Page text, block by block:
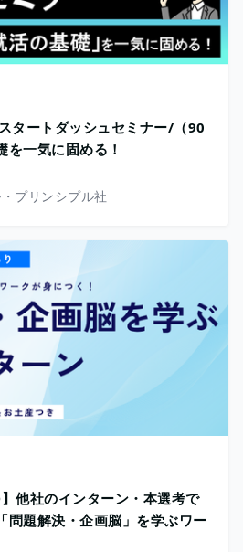
タートダッシュセミナー/（90
一気に固める！
プリンシプル社
他社のインターン・本選考で
問題解決・企画脳」を学ぶワー